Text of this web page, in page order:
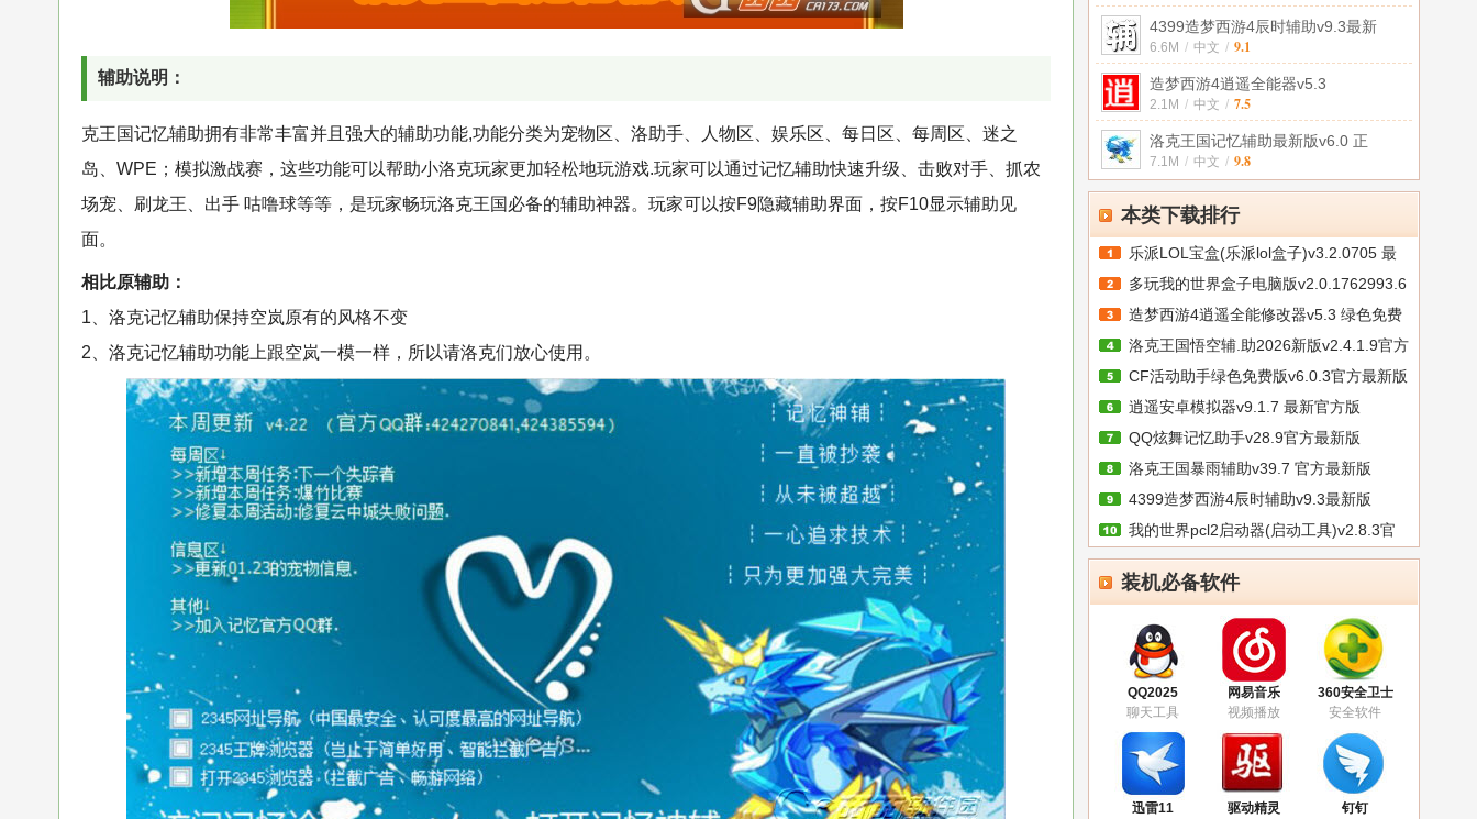
4399造梦西游4辰时辅助v9.3最新
6.6M / 中文 / 9.1
造梦西游4逍遥全能器v5.3
2.1M / 中文 / 7.5
洛克王国记忆辅助最新版v6.0 正
7.1M / 中文 / 9.8
本类下载排行
乐派LOL宝盒(乐派lol盒子)v3.2.0705 最
多玩我的世界盒子电脑版v2.0.1762993.6
造梦西游4逍遥全能修改器v5.3 绿色免费
洛克王国悟空辅.助2026新版v2.4.1.9官方
CF活动助手绿色免费版v6.0.3官方最新版
逍遥安卓模拟器v9.1.7 最新官方版
QQ炫舞记忆助手v28.9官方最新版
洛克王国暴雨辅助v39.7 官方最新版
4399造梦西游4辰时辅助v9.3最新版
我的世界pcl2启动器(启动工具)v2.8.3官
装机必备软件
QQ2025
聊天工具
网易音乐
视频播放
360安全卫士
安全软件
迅雷11
驱动精灵
钉钉
辅助说明：
克王国记忆辅助拥有非常丰富并且强大的辅助功能,功能分类为宠物区、洛助手、人物区、娱乐区、每日区、每周区、迷之
岛、WPE；模拟激战赛，这些功能可以帮助小洛克玩家更加轻松地玩游戏.玩家可以通过记忆辅助快速升级、击败对手、抓农
场宠、刷龙王、出手 咕噜球等等，是玩家畅玩洛克王国必备的辅助神器。玩家可以按F9隐藏辅助界面，按F10显示辅助见
面。
相比原辅助：
1、洛克记忆辅助保持空岚原有的风格不变
2、洛克记忆辅助功能上跟空岚一模一样，所以请洛克们放心使用。